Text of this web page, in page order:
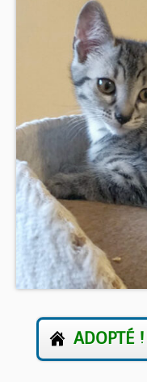
NOUS AIDER
FORUM
ADOPTÉ !